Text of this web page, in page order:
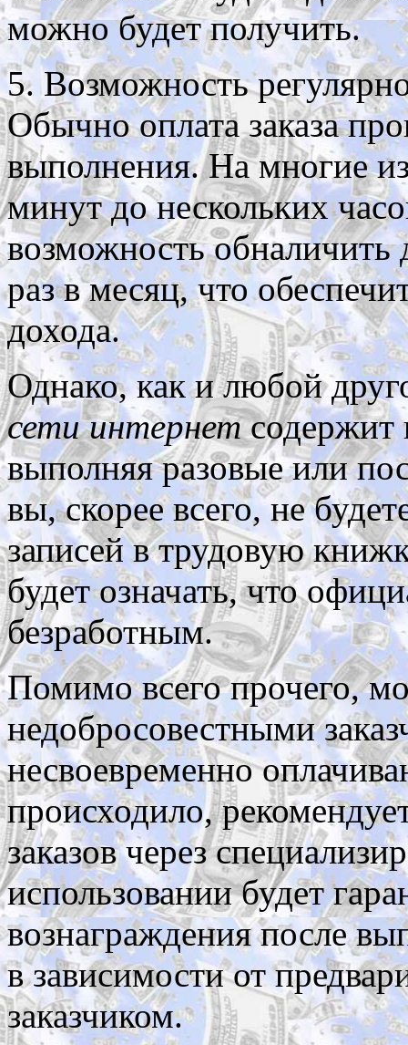
можно будет получить.
5. Возможность
Обычно оплата заказа
выполнения. На многие
минут до нескольких
возможность обналичить
раз в месяц, что
дохода.
Однако, как и любой
сети интернетсодержит
выполняя разовые или
вы, скорее всего, не
записей в трудовую
будет означать, что
безработным.
Помимо всего прочего,
недобросовестными
несвоевременно
происходило,
заказов через
использовании будет
вознаграждения после
в зависимости от
заказчиком.